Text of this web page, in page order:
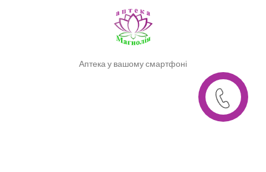
Аптека у вашому смартфоні